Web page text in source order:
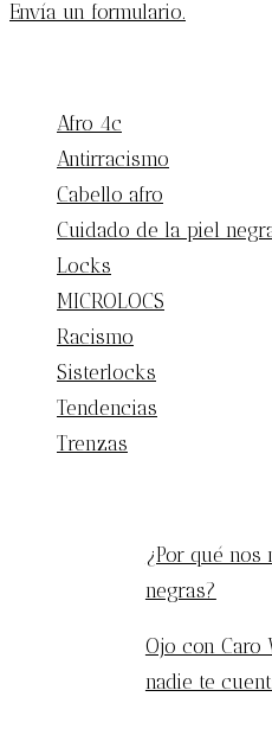
Envía un formulario.
Afro 4c
Antirracismo
Cabello afro
Cuidado de la piel
Locks
MICROLOCS
Racismo
Sisterlocks
Tendencias
Trenzas
¿Por qué
negras?
Ojo con Caro
nadie te